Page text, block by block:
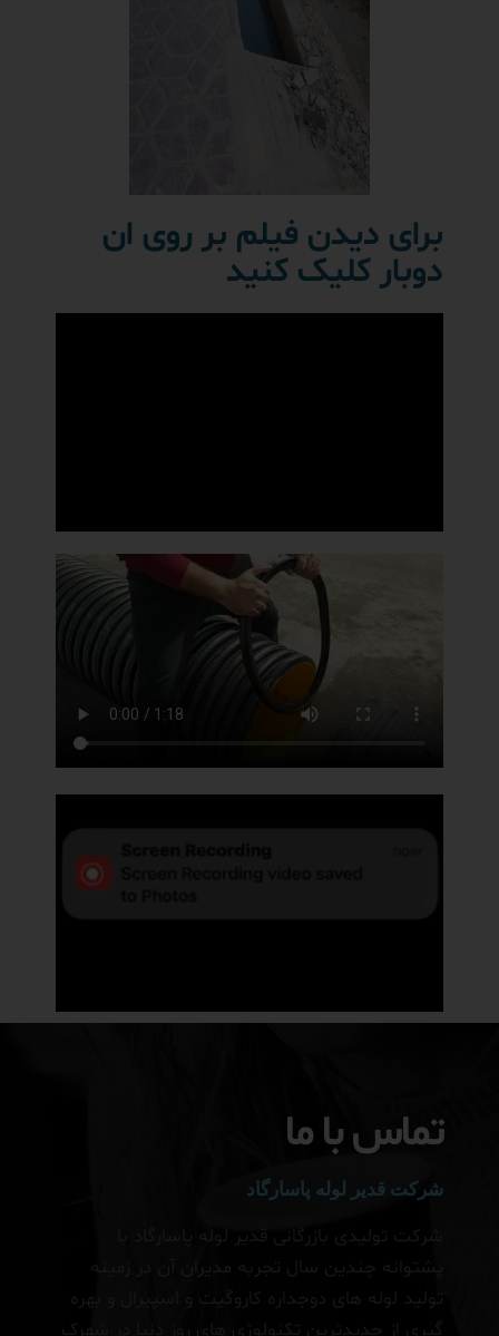
برای دیدن فیلم بر روی ان
دوبار کلیک کنید
تماس با ما
شرکت قدیر لوله پاسارگاد
شرکت تولیدی بازرگانی قدیر لوله پاسارگاد با
پشتوانه چندین سال تجربه مدیران آن در زمینه
تولید لوله های دوجداره کاروگیت و اسپیرال و بهره
گیری از جدیدترین تکنولوژی های روز دنیا در شهرک